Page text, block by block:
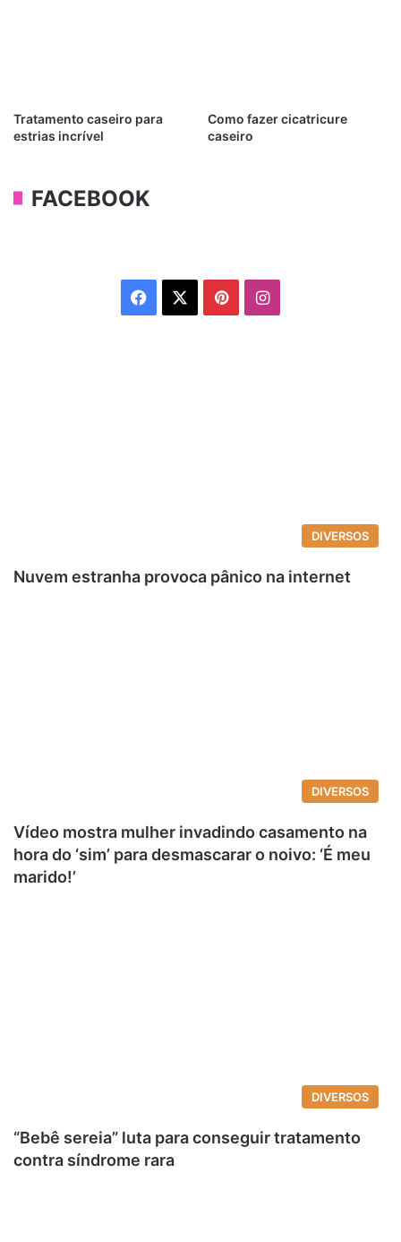
Tratamento caseiro para
estrias incrível
Como fazer cicatricure
caseiro
FACEBOOK
Facebook PinterestInstagram
DIVERSOS
Nuvem estranha provoca pânico na internet
DIVERSOS
Vídeo mostra mulher invadindo casamento na
hora do ‘sim’ para desmascarar o noivo: ‘É meu
marido!’
DIVERSOS
“Bebê sereia” luta para conseguir tratamento
contra síndrome rara